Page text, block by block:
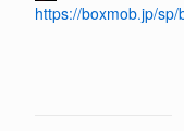
https://boxmob.jp/